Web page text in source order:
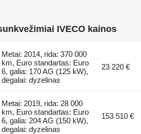
IVECO kainos
Metai: 2014, rida: 370 000
km, Euro standartas: Euro
6, galia: 170 AG (125 kW),
degalai: dyzelinas
23 220 €
Metai: 2019, rida: 28 000
km, Euro standartas: Euro
6, galia: 204 AG (150 kW),
degalai: dyzelinas
153 510 €